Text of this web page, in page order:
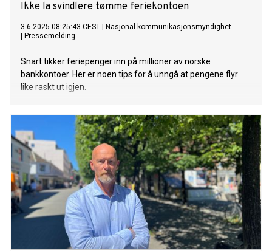
Ikke la svindlere tømme feriekontoen
3.6.2025 08:25:43 CEST
Nasjonal kommunikasjonsmyndighet
Pressemelding
Snart tikker feriepenger inn på millioner av norske
bankkontoer. Her er noen tips for å unngå at pengene flyr
like raskt ut igjen.